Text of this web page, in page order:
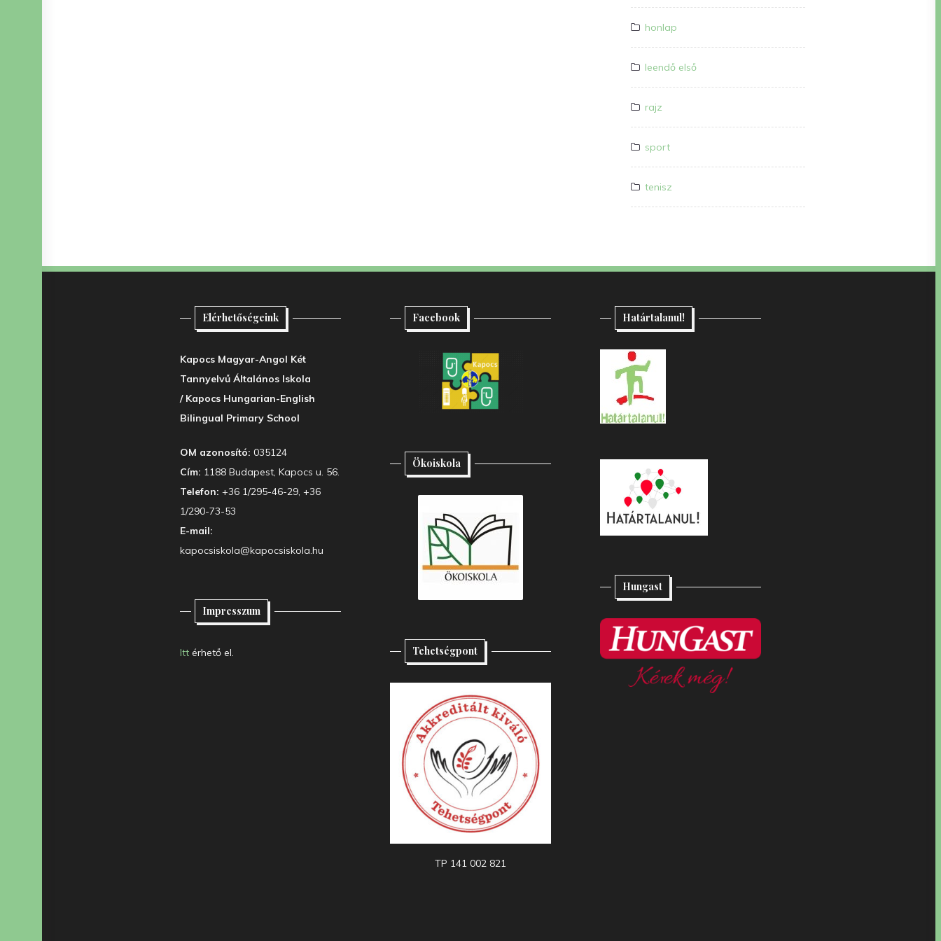
honlap
leendő első
rajz
sport
tenisz
Elérhetőségeink
Kapocs Magyar-Angol Két
Tannyelvű Általános Iskola
/ Kapocs Hungarian-English
Bilingual Primary School
OM azonosító: 035124
Cím: 1188 Budapest, Kapocs u. 56.
Telefon: +36 1/295-46-29, +36
1/290-73-53
E-mail:
kapocsiskola@kapocsiskola.hu
Impresszum
Itt érhető el.
Facebook
Ökoiskola
Tehetségpont
TP 141 002 821
Határtalanul!
Hungast